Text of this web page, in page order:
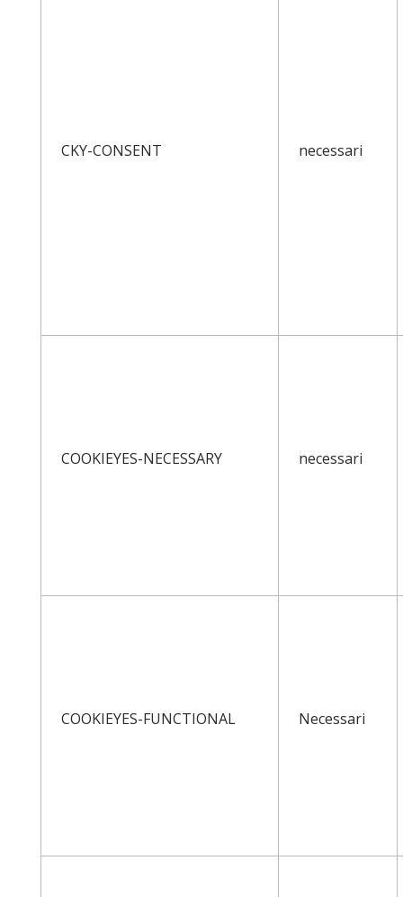
CKY-CONSENT necessari
COOKIEYES-NECESSARY necessari
COOKIEYES-FUNCTIONAL Necessari